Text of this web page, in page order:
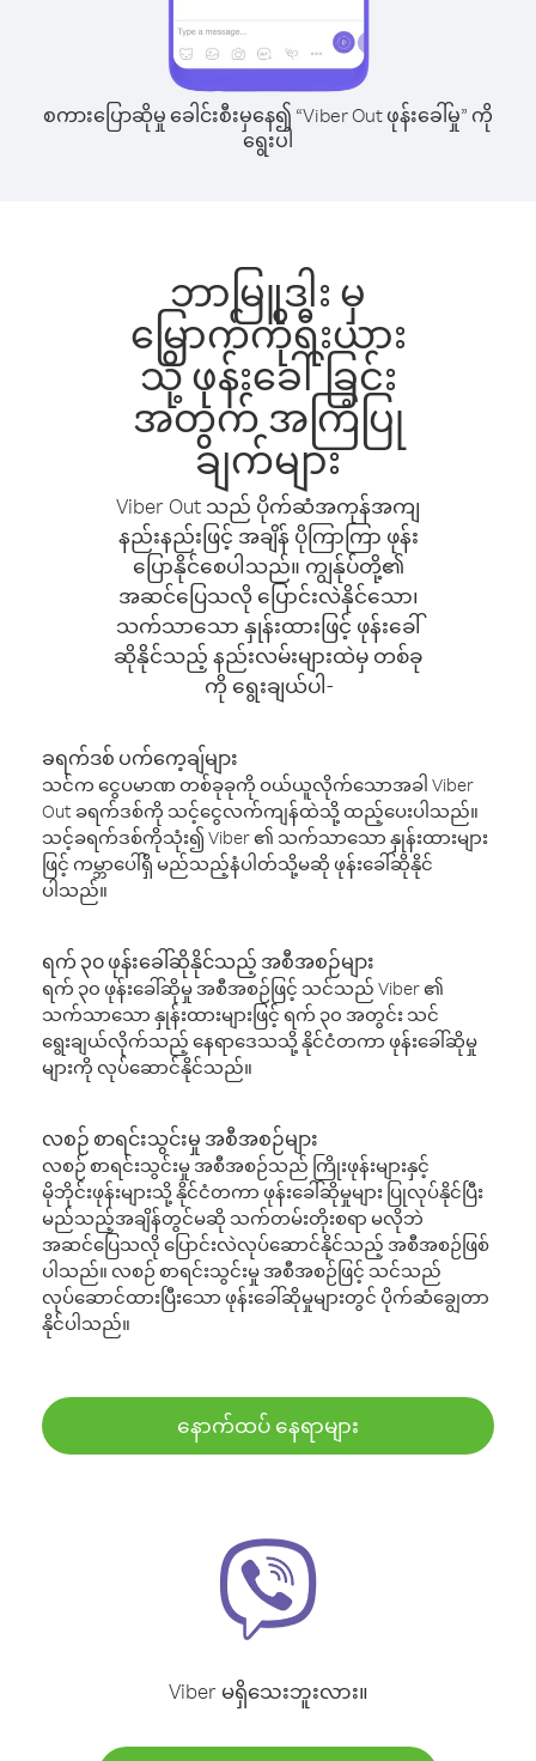
စကားပြောဆိုမှု ခေါင်းစီးမှနေ၍ “Viber Out ဖုန်းခေါ်မှု” ကို
ရွေးပါ
ဘာမြူဒါး မှ
မြောက်ကိုရီးယား
သို့ ဖုန်းခေါ်ခြင်း
အတွက် အကြံပြု
ချက်များ
Viber Out သည် ပိုက်ဆံအကုန်အကျ
နည်းနည်းဖြင့် အချိန် ပိုကြာကြာ ဖုန်း
ပြောနိုင်စေပါသည်။ ကျွန်ုပ်တို့၏
အဆင်ပြေသလို ပြောင်းလဲနိုင်သော၊
သက်သာသော နှုန်းထားဖြင့် ဖုန်းခေါ်
ဆိုနိုင်သည့် နည်းလမ်းများထဲမှ တစ်ခု
ကို ရွေးချယ်ပါ-
ခရက်ဒစ် ပက်ကေ့ချ်များ
သင်က ငွေပမာဏ တစ်ခုခုကို ဝယ်ယူလိုက်သောအခါ Viber
Out ခရက်ဒစ်ကို သင့်ငွေလက်ကျန်ထဲသို့ ထည့်ပေးပါသည်။
သင့်ခရက်ဒစ်ကိုသုံး၍ Viber ၏ သက်သာသော နှုန်းထားများ
ဖြင့် ကမ္ဘာပေါ်ရှိ မည်သည့်နံပါတ်သို့မဆို ဖုန်းခေါ်ဆိုနိုင်
ပါသည်။
ရက် ၃၀ ဖုန်းခေါ်ဆိုနိုင်သည့် အစီအစဉ်များ
ရက် ၃၀ ဖုန်းခေါ်ဆိုမှု အစီအစဉ်ဖြင့် သင်သည် Viber ၏
သက်သာသော နှုန်းထားများဖြင့် ရက် ၃၀ အတွင်း သင်
ရွေးချယ်လိုက်သည့် နေရာဒေသသို့ နိုင်ငံတကာ ဖုန်းခေါ်ဆိုမှု
များကို လုပ်ဆောင်နိုင်သည်။
လစဉ် စာရင်းသွင်းမှု အစီအစဉ်များ
လစဉ် စာရင်းသွင်းမှု အစီအစဉ်သည် ကြိုးဖုန်းများနှင့်
မိုဘိုင်းဖုန်းများသို့ နိုင်ငံတကာ ဖုန်းခေါ်ဆိုမှုများ ပြုလုပ်နိုင်ပြီး
မည်သည့်အချိန်တွင်မဆို သက်တမ်းတိုးစရာ မလိုဘဲ
အဆင်ပြေသလို ပြောင်းလဲလုပ်ဆောင်နိုင်သည့် အစီအစဉ်ဖြစ်
ပါသည်။ လစဉ် စာရင်းသွင်းမှု အစီအစဉ်ဖြင့် သင်သည်
လုပ်ဆောင်ထားပြီးသော ဖုန်းခေါ်ဆိုမှုများတွင် ပိုက်ဆံချွေတာ
နိုင်ပါသည်။
နောက်ထပ် နေရာများ
Viber မရှိသေးဘူးလား။